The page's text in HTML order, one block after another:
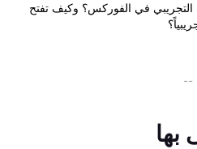
في الفوركس؟ وكيف تفتح
--
بها